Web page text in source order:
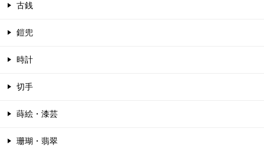
古銭
鎧兜
時計
切手
蒔絵・漆芸
珊瑚・翡翠